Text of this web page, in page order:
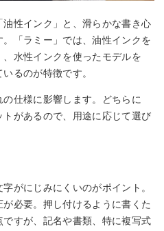
性インク」と、滑らかな書き心
「ラミー」では、油性インクを
水性インクを使ったモデルを
るのが特徴です。
仕様に影響します。どちらに
があるので、用途に応じて選び
がにじみにくいのがポイント。
必要。押し付けるように書くた
すが、記名や書類、特に複写式